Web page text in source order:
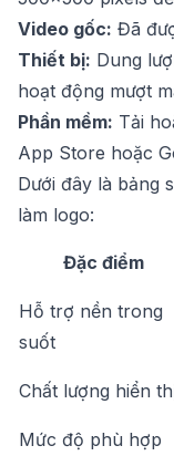
Video gốc: Đã
Thiết bị: Dung
hoạt động mượt
Phần mềm: Tải
App Store hoặc
Dưới đây là bảng
làm logo:
Đặc điểm
Hỗ trợ nền trong
suốt
Chất lượng hiển
Mức độ phù hợp